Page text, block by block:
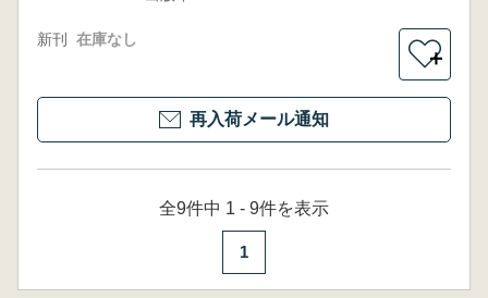
新刊 在庫なし
＋
再入荷メール通知
全9件中 1 - 9件を表示
1